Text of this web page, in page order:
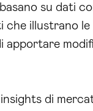
su dati
illustrano le
di